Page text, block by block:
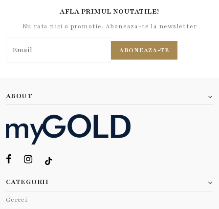
AFLA PRIMUL NOUTATILE!
Nu rata nici o promotie. Aboneaza-te la newsletter
ABONEAZA-TE
ABOUT
CATEGORII
Cercei